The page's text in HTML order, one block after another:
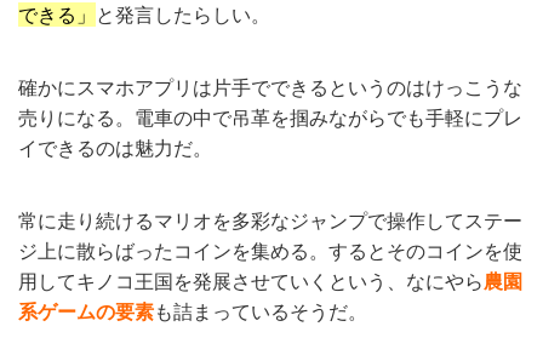
できる」 と発言したらしい。
確かにスマホアプリは片手でできるというのはけっこうな
売りになる。電車の中で吊革を掴みながらでも手軽にプレ
イできるのは魅力だ。
常に走り続けるマリオを多彩なジャンプで操作してステー
ジ上に散らばったコインを集める。するとそのコインを使
用してキノコ王国を発展させていくという、なにやら農園
系ゲームの要素も詰まっているそうだ。